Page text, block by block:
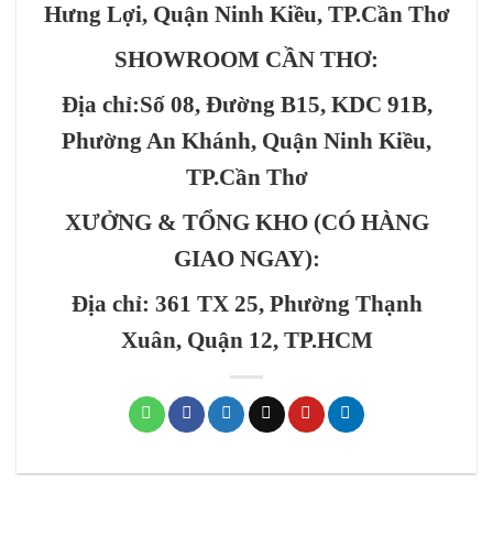
Hưng Lợi, Quận Ninh Kiều, TP.Cần Thơ
SHOWROOM CẦN THƠ:
Địa chỉ:Số 08, Đường B15, KDC 91B,
Phường An Khánh, Quận Ninh Kiều,
TP.Cần Thơ
XƯỞNG & TỔNG KHO (CÓ HÀNG
GIAO NGAY):
Địa chỉ: 361 TX 25, Phường Thạnh
Xuân, Quận 12, TP.HCM